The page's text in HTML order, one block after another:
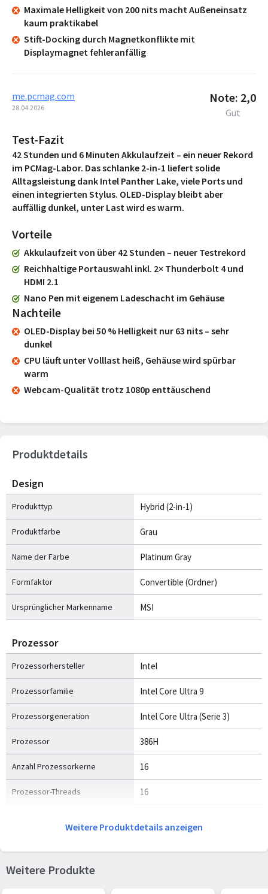
Maximale Helligkeit von 200 nits macht Außeneinsatz
kaum praktikabel
Stift-Docking durch Magnetkonflikte mit
Displaymagnet fehleranfällig
me.pcmag.com
28.04.2026
Note: 2,0
Gut
Test-Fazit
42 Stunden und 6 Minuten Akkulaufzeit – ein neuer Rekord
im PCMag-Labor. Das schlanke 2-in-1 liefert solide
Alltagsleistung dank Intel Panther Lake, viele Ports und
einen integrierten Stylus. OLED-Display bleibt aber
auffällig dunkel, unter Last wird es warm.
Vorteile
Akkulaufzeit von über 42 Stunden – neuer Testrekord
Reichhaltige Portauswahl inkl. 2× Thunderbolt 4 und
HDMI 2.1
Nano Pen mit eigenem Ladeschacht im Gehäuse
Nachteile
OLED-Display bei 50 % Helligkeit nur 63 nits – sehr
dunkel
CPU läuft unter Volllast heiß, Gehäuse wird spürbar
warm
Webcam-Qualität trotz 1080p enttäuschend
Produktdetails
Design
Produkttyp Hybrid (2-in-1)
Produktfarbe Grau
Name der Farbe Platinum Gray
Formfaktor Convertible (Ordner)
Ursprünglicher Markenname MSI
Prozessor
Prozessorhersteller Intel
Prozessorfamilie Intel Core Ultra 9
Prozessorgeneration Intel Core Ultra (Serie 3)
Prozessor 386H
Anzahl Prozessorkerne 16
Prozessor-Threads 16
Effiziente Kerne
Weitere Produktdetails anzeigen
Weitere Produkte